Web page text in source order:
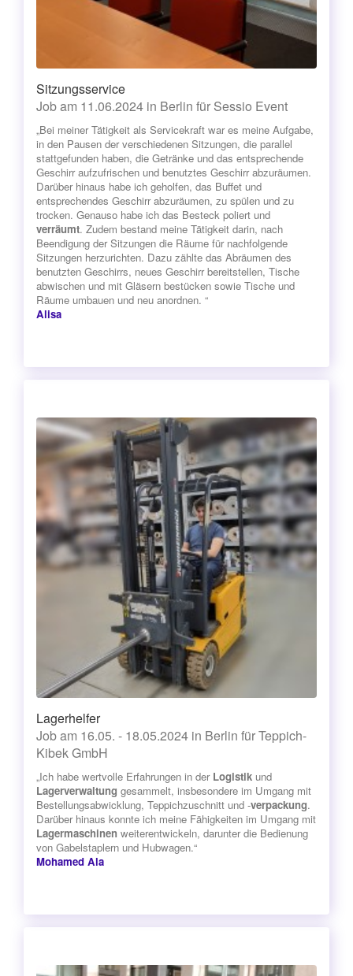
Sitzungsservice
Job am 11.06.2024 in Berlin für Sessio Event
„Bei meiner Tätigkeit als Servicekraft war es meine Aufgabe,
in den Pausen der verschiedenen Sitzungen, die parallel
stattgefunden haben, die Getränke und das entsprechende
Geschirr aufzufrischen und benutztes Geschirr abzuräumen.
Darüber hinaus habe ich geholfen, das Buffet und
entsprechendes Geschirr abzuräumen, zu spülen und zu
trocken. Genauso habe ich das Besteck poliert und
verräumt. Zudem bestand meine Tätigkeit darin, nach
Beendigung der Sitzungen die Räume für nachfolgende
Sitzungen herzurichten. Dazu zählte das Abräumen des
benutzten Geschirrs, neues Geschirr bereitstellen, Tische
abwischen und mit Gläsern bestücken sowie Tische und
Räume umbauen und neu anordnen. “
Alisa
Lagerhelfer
Job am 16.05. - 18.05.2024 in Berlin für Teppich-
Kibek GmbH
„Ich habe wertvolle Erfahrungen in der Logistik und
Lagerverwaltung gesammelt, insbesondere im Umgang mit
Bestellungsabwicklung, Teppichzuschnitt und -verpackung.
Darüber hinaus konnte ich meine Fähigkeiten im Umgang mit
Lagermaschinen weiterentwickeln, darunter die Bedienung
von Gabelstaplern und Hubwagen.“
Mohamed Ala